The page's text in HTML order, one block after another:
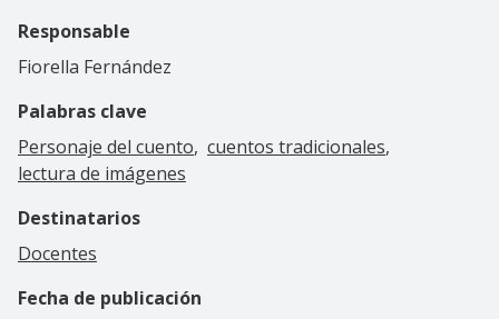
Responsable
Fiorella Fernández
Palabras clave
Personaje del cuento cuentos tradicionales
lectura de imágenes
Destinatarios
Docentes
Fecha de publicación